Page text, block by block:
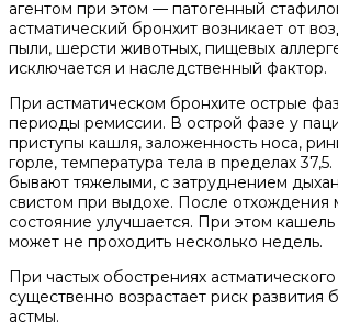
агентом при этом — патогенный
астматический бронхит возникает от
пыли, шерсти животных, пищевых
исключается и наследственный фактор.
При астматическом бронхите острые
периоды ремиссии. В острой фазе у
приступы кашля, заложенность носа,
горле, температура тела в пределах
бывают тяжелыми, с затруднением
свистом при выдохе. После отхождения
состояние улучшается. При этом
может не проходить несколько недель.
При частых обострениях
существенно возрастает риск развития
астмы.